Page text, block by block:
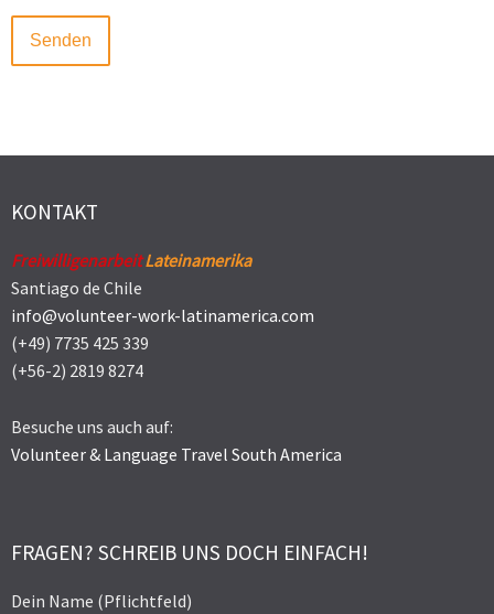
KONTAKT
FreiwilligenarbeitLateinamerika
Santiago de Chile
info@volunteer-work-latinamerica.com
(+49) 7735 425 339
(+56-2) 2819 8274
Besuche uns auch auf:
Volunteer & Language Travel South America
FRAGEN? SCHREIB UNS DOCH EINFACH!
Dein Name (Pflichtfeld)